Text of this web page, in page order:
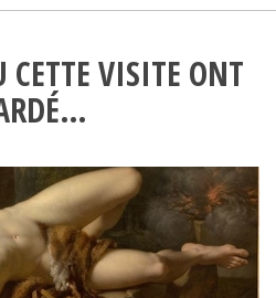
VISITE ONT